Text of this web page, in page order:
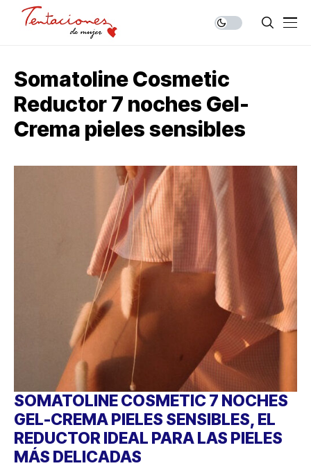
Somatoline Cosmetic
Reductor 7 noches Gel-
Crema pieles sensibles
SOMATOLINE COSMETIC 7 NOCHES
GEL-CREMA PIELES SENSIBLES, EL
REDUCTOR IDEAL PARA LAS PIELES
MÁS DELICADAS